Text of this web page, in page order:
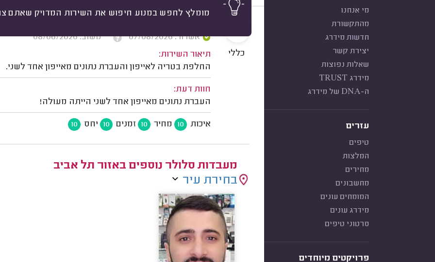
מי אנחנו
מהתקשורת
חדשות מידרג
יצירת קשר
שאלות נפוצות
מידרג TRUST
ה-DNA של מידרג
עזרים
טיפים
המלצות
מחירים
מחשבונים
המומחים עונים
מידרג עונים
סרטוני טיפים
פרויקטים מיוחדים
מומלץ לחפש במנוע חיפוש את השירות המדויק שאתם
אשרור: 07/08/2026
משוב: 08/06/2026
תיאור השירות:
החלפת בטריה לאייפון והעברת נתונים מאייפון אחד לשני.
חוות דעת:
העברת נתונים מאייפון אחד לשני הייתה מעולה!
איכות 10 מחיר 10 זמנים 10 יחס 10
10
כללי
מעבדות סלולר נוספים באזור תל אביב
בחירת עיר